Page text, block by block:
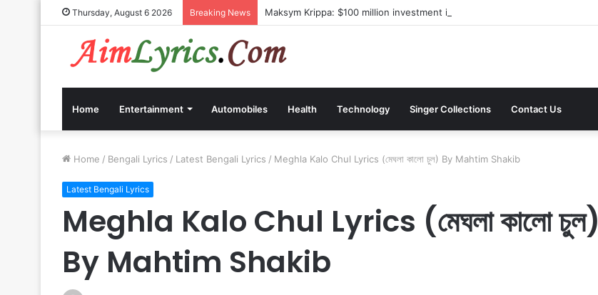
Thursday, August 6 2026 Breaking News Maksym Krippa: $100 million investment in Kyiv’s landmark properties
Home Entertainment Automobiles Health Technology Singer Collections Contact Us
Home / Bengali Lyrics / Latest Bengali Lyrics / Meghla Kalo Chul Lyrics (মেঘলা কালো চুল) By Mahtim Shakib
Latest Bengali Lyrics
Meghla Kalo Chul Lyrics (মেঘলা কালো চুল)
By Mahtim Shakib